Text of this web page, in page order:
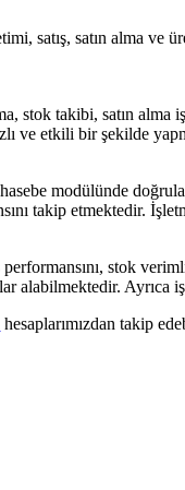
satış, satın alma
stok takibi, satın
ve etkili bir şekilde
modülünde
takip etmektedir.
stok
Ayrıca iş
hesaplarımızdan takip